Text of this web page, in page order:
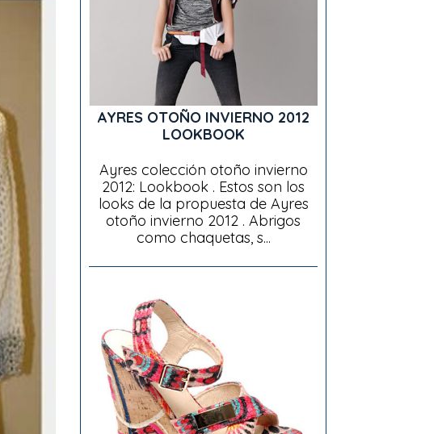
AYRES OTOÑO INVIERNO 2012
LOOKBOOK
Ayres colección otoño invierno
2012: Lookbook . Estos son los
looks de la propuesta de Ayres
otoño invierno 2012 . Abrigos
como chaquetas, s...